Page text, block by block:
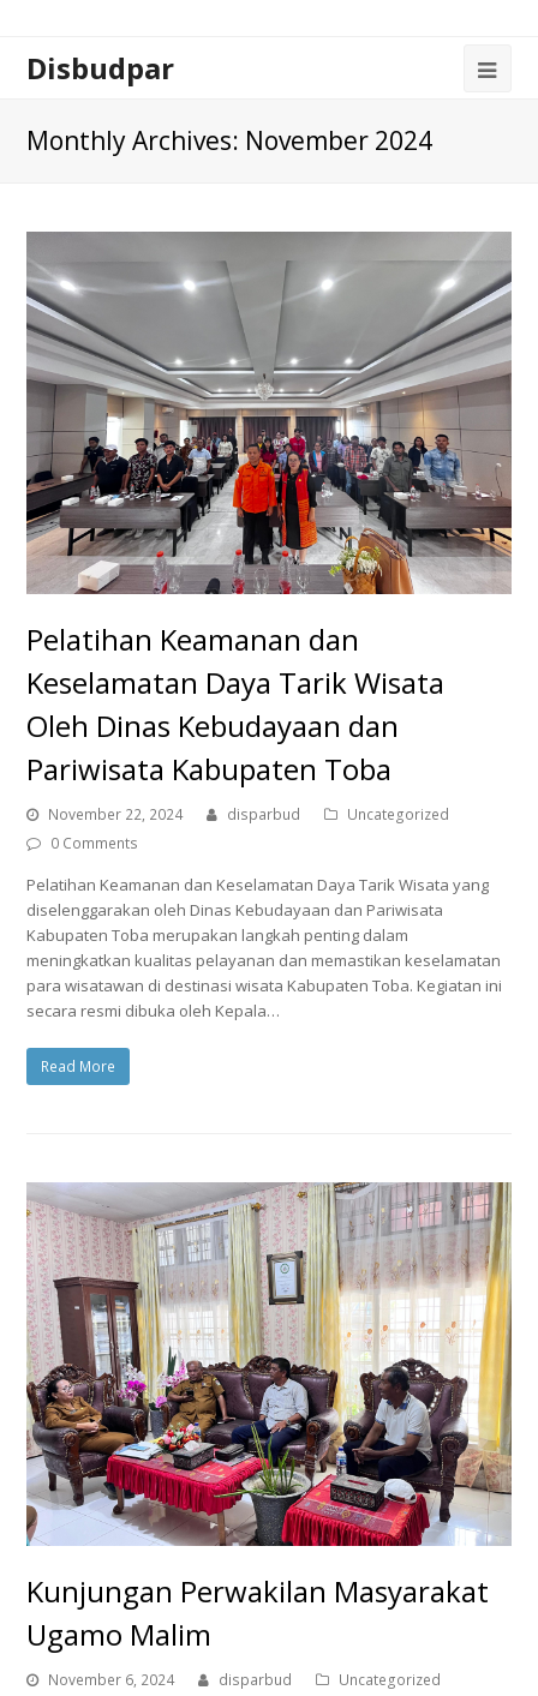
Disbudpar
Monthly Archives: November 2024
Pelatihan Keamanan dan
Keselamatan Daya Tarik Wisata
Oleh Dinas Kebudayaan dan
Pariwisata Kabupaten Toba
November 22, 2024 disparbud
Uncategorized
0 Comments
Pelatihan Keamanan dan Keselamatan Daya Tarik Wisata yang
diselenggarakan oleh Dinas Kebudayaan dan Pariwisata
Kabupaten Toba merupakan langkah penting dalam
meningkatkan kualitas pelayanan dan memastikan keselamatan
para wisatawan di destinasi wisata Kabupaten Toba. Kegiatan ini
secara resmi dibuka oleh Kepala…
Read More
Kunjungan Perwakilan Masyarakat
Ugamo Malim
November 6, 2024 disparbud
Uncategorized